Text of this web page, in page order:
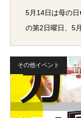
5月14日は母の
の第2日曜日、5
その他イベント